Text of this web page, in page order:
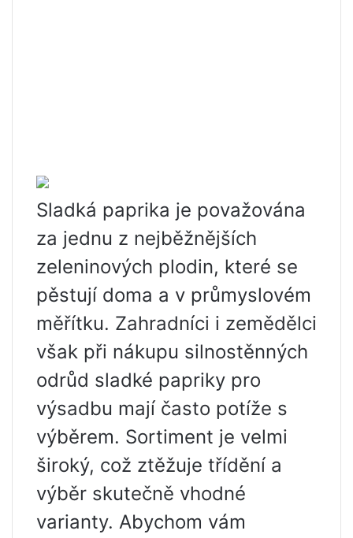
Sladká paprika je považována
za jednu z nejběžnějších
zeleninových plodin, které se
pěstují doma a v průmyslovém
měřítku. Zahradníci i zemědělci
však při nákupu silnostěnných
odrůd sladké papriky pro
výsadbu mají často potíže s
výběrem. Sortiment je velmi
široký, což ztěžuje třídění a
výběr skutečně vhodné
varianty. Abychom vám